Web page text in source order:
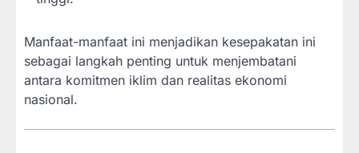
Manfaat-manfaat ini menjadikan kesepakatan ini
sebagai langkah penting untuk menjembatani
antara komitmen iklim dan realitas ekonomi
nasional.